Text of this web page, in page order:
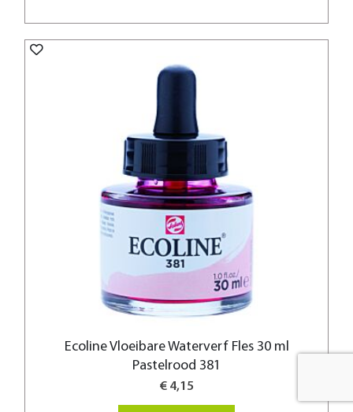
Ecoline Vloeibare Waterverf Fles 30 ml
Pastelrood 381
€ 4,15